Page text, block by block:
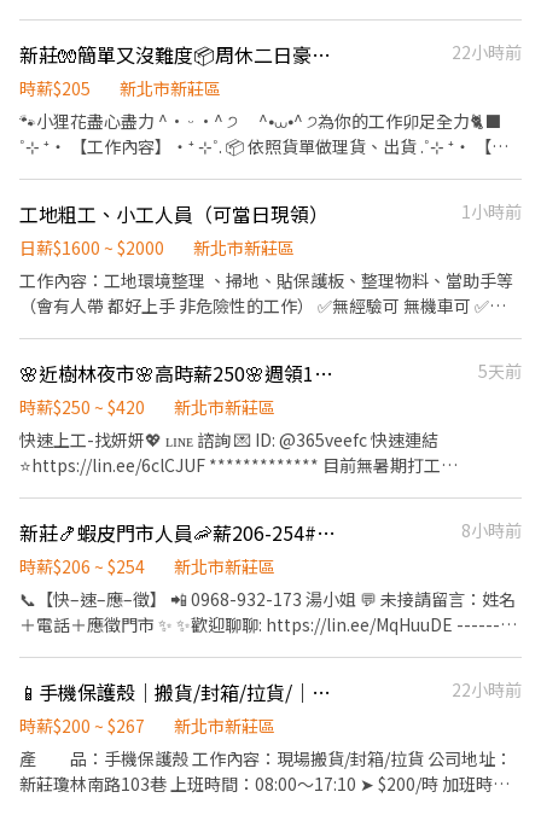
✨✨鄰近地標✨✨ ✈️三多國中1分 ✈️興仁花園夜市2分鐘 ✈️樹林國民
運動中心4分鐘 ✈️樹林家樂福6分鐘 ✈️秀泰影城8分鐘 ✈️樹林火車站8
高薪職缺找【林林🎀Luna】✦ 📩ID：@953jhhqr (要加@) ➡️點擊
快速✚好友： https://lin.ee/o0sJSJk ☎️預約專線：0965-236580
溫馨！ • 工作內容單純無壓力排班彈性 【上班時段彈性選擇】（長
期為主） • 早班：06:45～12:15 • 午班：12:00～17:15 • 晚班：
17:00～22:00 • 洗車班：09:00～17:00 有需求也能一次排兩個班
有興趣或任何問題，歡迎私訊聊聊。
新莊🧤簡單又沒難度📦周休二日豪黑琵✨✨
22小時前
時薪$205
新北市新莊區
🐾小狸花盡心盡力 ^• ᵕ •^ ੭ ^⦁⩊⦁^ ੭為你的工作卯足全力🐈‍⬛
˚⊹ ⁺‧ 【工作內容】‧⁺ ⊹˚. 📦 依照貨單做理貨、出貨 .˚⊹ ⁺‧ 【上
.˚⊹ ⁺‧ 【薪資福利】‧⁺ ⊹˚. 💸 $205 /h ☝️ 點選【立即應徵】我會速
度回覆你！ ✌️ 或加入 🅻🅸🅽🅴：https://lin.ee/8rsUSDv 🤟 留言
「姓名＋電話＋截圖職缺」就能聯繫上～ 若想參考其他職缺，可以
到我的Threads，看更多更多的職缺喔♬ My Threads：
工地粗工、小工人員（可當日現領）
1小時前
日薪$1600 ~ $2000
新北市新莊區
工作內容：工地環境整理 、掃地、貼保護板、整理物料、當助手等
（會有人帶 都好上手 非危險性的工作） ✅無經驗可 無機車可 ✅基
🌸近樹林夜市🌸高時薪250🌸週領1萬🌸第二天下夜
5天前
時薪$250 ~ $420
新北市新莊區
快速上工-找妍妍💖 ʟɪɴᴇ 諮詢 💌 ID: @365veefc 快速連結
⭐https://lin.ee/6clCJUF ************* 目前無暑期打工
夜班自己選 固定班 ✨上班第二天就下夜班超快速 ⏩工作地點：樹林
博愛街/近火車站(走路可到) ⏩工作內容：簡單機台操作.測試組裝.產
品檢驗 ⏩ 休假制度：排休制(一例一休) ⏩工作時間： 日班
07:50~17:10 如有加班19:20 夜班19:50~05:10 如有加班07:50 ⏩薪
資結構： 日班高時薪230/H 薪約$40,480~配合加班$65,600 夜班高
✨用餐規定：美味團膳、便利商店選擇多 ✨休息時間：每2H休息10
分，中午休息1H，加班休息10分 ✨隔天下夜 ⭕享有勞、健保、團
何費用請放心 ▼▼▼【聯繫方式】▼▼▼ ☎電話 0965-236880 妍
妍🎀 快速連結⭐https://lin.ee/6clCJUF
新莊🍤蝦皮門市人員🦐薪206-254#教育訓練有薪#早晚兼職可#可周領-UR
8小時前
時薪$206 ~ $254
新北市新莊區
📞【快–速–應–徵】 📲 0968-932-173 湯小姐 💬 未接請留言：姓名
＋電話＋應徵門市 ✨ ✨歡迎聊聊: https://lin.ee/MqHuuDE ---------
訓練＋實習就有薪✨ 📍眾多工作地點自選工作區域： 北北基: 新店｜
新莊｜三重｜蘆洲｜三峽｜樹林｜鶯歌｜龜山｜八里｜淡水｜林口
桃園.新竹:｜桃園｜中壢｜平鎮｜新竹市 ｜新竹東區 ----------------
--------------------------------------------------- 🕐【工作時間】
✨有人店: 輪班8H - 早班11:00~19:30、晚班14:15~22:45 (需輪班) 早
📱手機保護殼｜搬貨/封箱/拉貨/｜有冷氣、環境好
22小時前
時薪$200 ~ $267
新北市新莊區
產 品：手機保護殼 工作內容：現場搬貨/封箱/拉貨 公司地址：
新莊瓊林南路103巷 上班時間：08:00～17:10 ➤ $200/時 加班時